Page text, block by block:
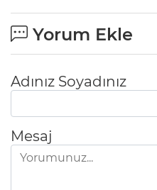
Yorum Ekle
Adınız Soyadınız
Mesaj